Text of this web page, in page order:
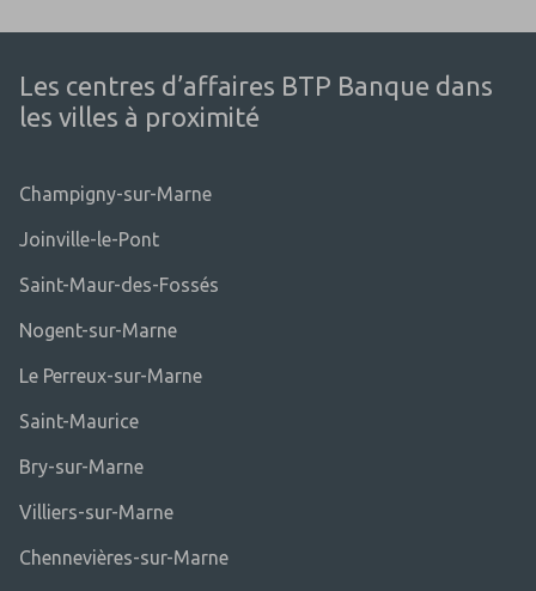
Les centres d’affaires BTP Banque dans
les villes à proximité
Champigny-sur-Marne
Joinville-le-Pont
Saint-Maur-des-Fossés
Nogent-sur-Marne
Le Perreux-sur-Marne
Saint-Maurice
Bry-sur-Marne
Villiers-sur-Marne
Chennevières-sur-Marne